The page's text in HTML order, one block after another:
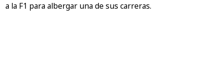
a la F1 para albergar una de sus carreras.